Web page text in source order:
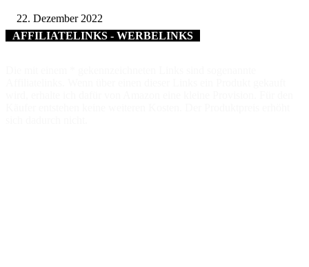
22. Dezember 2022
AFFILIATELINKS - WERBELINKS